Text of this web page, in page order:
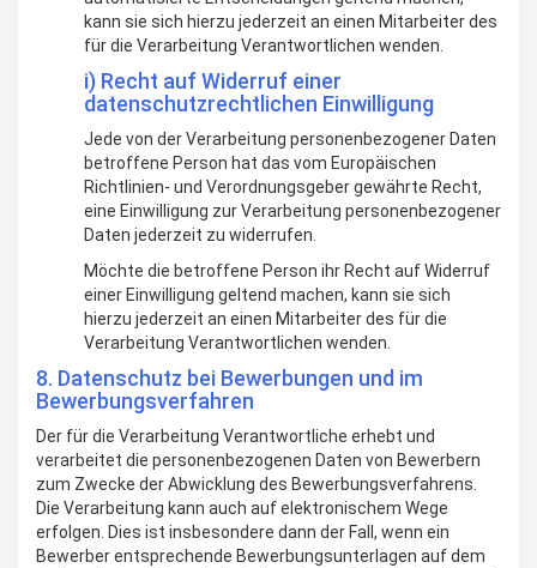
kann sie sich hierzu jederzeit an einen Mitarbeiter des
für die Verarbeitung Verantwortlichen wenden.
i) Recht auf Widerruf einer
datenschutzrechtlichen Einwilligung
Jede von der Verarbeitung personenbezogener Daten
betroffene Person hat das vom Europäischen
Richtlinien- und Verordnungsgeber gewährte Recht,
eine Einwilligung zur Verarbeitung personenbezogener
Daten jederzeit zu widerrufen.
Möchte die betroffene Person ihr Recht auf Widerruf
einer Einwilligung geltend machen, kann sie sich
hierzu jederzeit an einen Mitarbeiter des für die
Verarbeitung Verantwortlichen wenden.
8. Datenschutz bei Bewerbungen und im
Bewerbungsverfahren
Der für die Verarbeitung Verantwortliche erhebt und
verarbeitet die personenbezogenen Daten von Bewerbern
zum Zwecke der Abwicklung des Bewerbungsverfahrens.
Die Verarbeitung kann auch auf elektronischem Wege
erfolgen. Dies ist insbesondere dann der Fall, wenn ein
Bewerber entsprechende Bewerbungsunterlagen auf dem